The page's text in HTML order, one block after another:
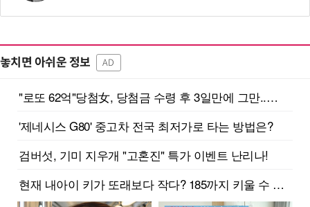
놓치면 아쉬운 정보 AD